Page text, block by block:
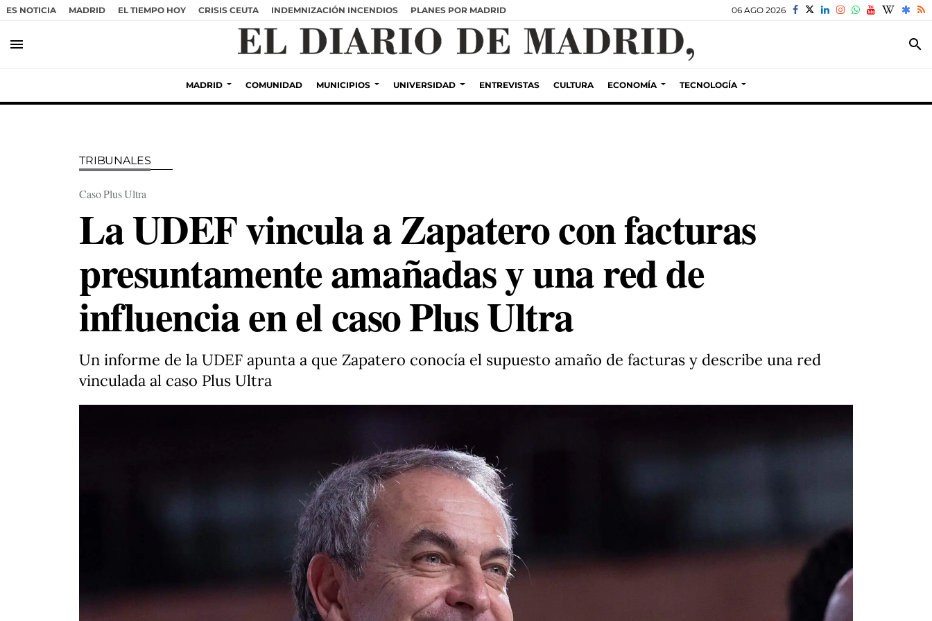
ES NOTICIA MADRID EL TIEMPO HOY CRISIS CEUTA INDEMNIZACIÓN INCENDIOS PLANES POR MADRID 06 AGO 2026
menu search
MADRID COMUNIDAD MUNICIPIOS UNIVERSIDAD ENTREVISTAS CULTURA ECONOMÍA TECNOLOGÍA
TRIBUNALES
Caso Plus Ultra
La UDEF vincula a Zapatero con facturas
presuntamente amañadas y una red de
influencia en el caso Plus Ultra
Un informe de la UDEF apunta a que Zapatero conocía el supuesto amaño de facturas y describe una red
vinculada al caso Plus Ultra